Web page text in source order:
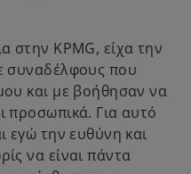
στην KPMG, είχα την
συναδέλφους που
και με βοήθησαν να
προσωπικά. Για αυτό
εγώ την ευθύνη και
να είναι πάντα